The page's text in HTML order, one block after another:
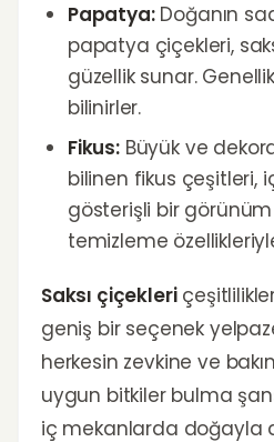
Papatya:Doğanın
papatya çiçekleri,
güzellik sunar.
bilinirler.
Fikus:Büyük ve
bilinen fikus çeşitleri,
gösterişli bir
temizleme
Saksı çiçekleri
geniş bir seçenek
herkesin zevkine ve
uygun bitkiler bulma
iç mekanlarda doğayla